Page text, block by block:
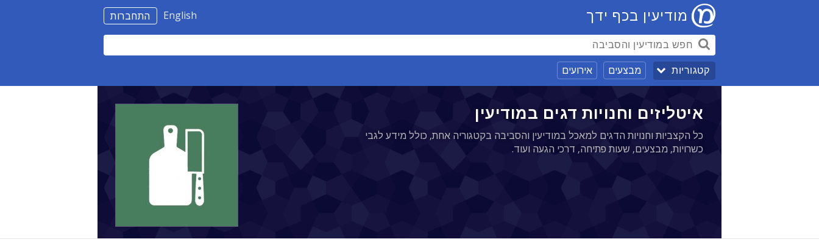
התחברות English מודיעין בכף ידך
קטגוריות מבצעים אירועים
איטליזים וחנויות דגים במודיעין
כל הקצביות וחנויות הדגים למאכל במודיעין והסביבה בקטגוריה אחת, כולל מידע לגבי
כשרויות, מבצעים, שעות פתיחה, דרכי הגעה ועוד.